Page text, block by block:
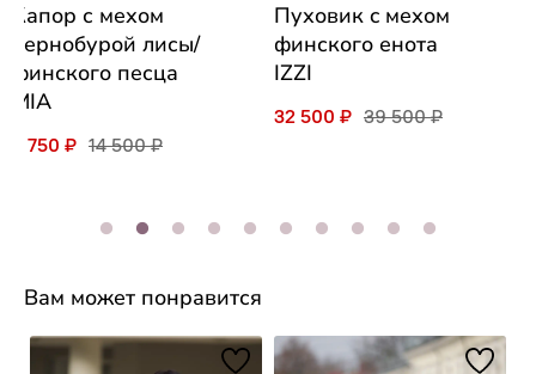
Капор с мехом
чернобурой лисы/
финского песца
MIA
8 750 ₽ 14 500 ₽
Пуховик c мехом
финского енота
IZZI
32 500 ₽ 39 500 ₽
Вам может понравится